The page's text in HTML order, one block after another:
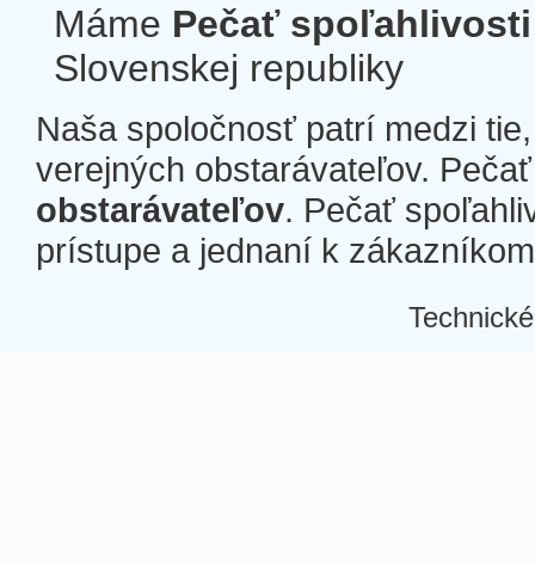
Máme Pečať spoľahlivosti
Slovenskej republiky
Naša spoločnosť patrí medzi
verejných obstarávateľov.
obstarávateľov. Pečať
prístupe a jednaní k